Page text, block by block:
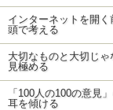
インターネットを開く
頭で考える
大切なものと大切じゃ
見極める
「100人の100の意見
耳を傾ける